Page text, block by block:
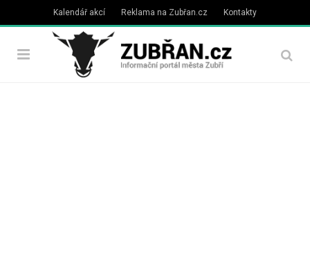
Kalendář akcí Reklama na Zubřan.cz Kontakty